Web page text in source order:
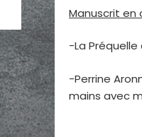
Manuscrit en
-La
-Perrine
mains avec